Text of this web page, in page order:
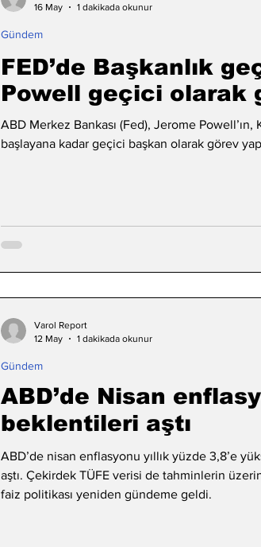
FED’de Başkanlık
Powell geçici olarak
ABD Merkez Bankası (Fed), Jerome
başlayana kadar geçici başkan olarak görev
Gündem
16 May
1 dakikada okunur
ABD’de Nisan
beklentileri aştı
ABD’de nisan enflasyonu yıllık yüzde 3,8’e
aştı. Çekirdek TÜFE verisi de tahminlerin
faiz politikası yeniden gündeme geldi.
Gündem
Varol Report
12 May
1 dakikada okunur